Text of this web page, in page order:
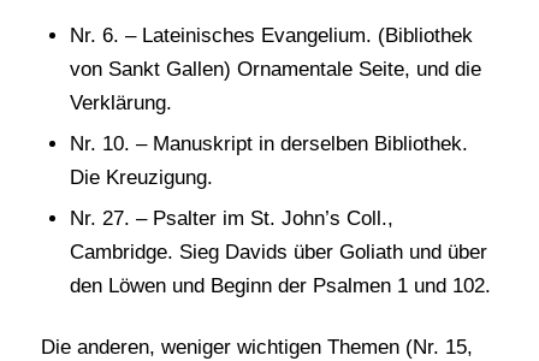
Nr. 6. – Lateinisches Evangelium. (Bibliothek
von Sankt Gallen) Ornamentale Seite, und die
Verklärung.
Nr. 10. – Manuskript in derselben Bibliothek.
Die Kreuzigung.
Nr. 27. – Psalter im St. John’s Coll.,
Cambridge. Sieg Davids über Goliath und über
den Löwen und Beginn der Psalmen 1 und 102.
Die anderen, weniger wichtigen Themen (Nr. 15,